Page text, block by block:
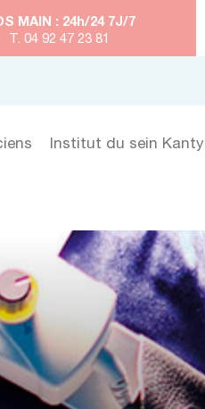
MAIN : 24h/24 7J/7
T. 04 92 47 23 81
Institut du sein